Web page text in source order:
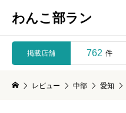
わんこ部ラン
掲載店舗 762 件
レビュー 中部 愛知